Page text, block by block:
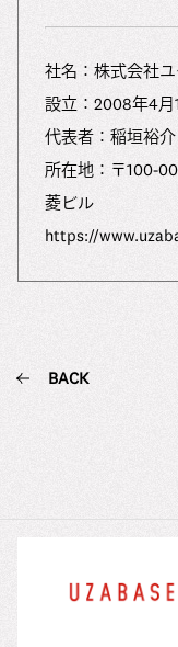
社名：株式会社
設⽴：2008年4⽉
代表者：稲垣裕介
所在地：〒100-
菱ビル
https://
BACK